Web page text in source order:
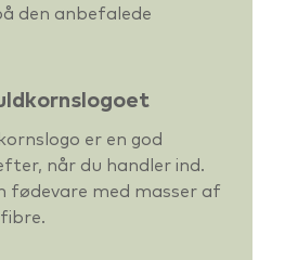
den anbefalede
er en god
når du handler ind.
fødevare med masser af